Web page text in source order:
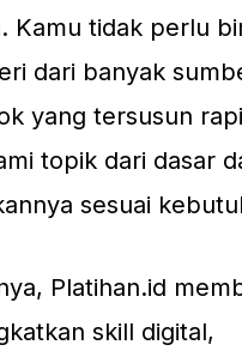
Kamu tidak perlu
dari banyak
yang tersusun
topik dari dasar
sesuai
Platihan.id
skill digital,